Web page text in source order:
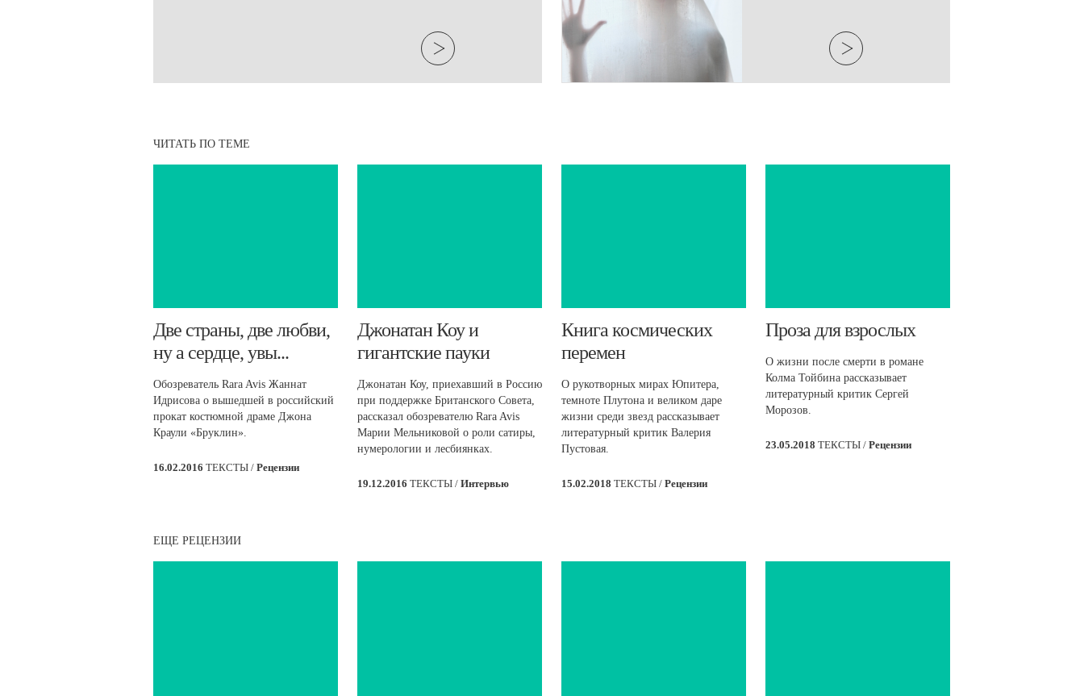
ЧИТАТЬ ПО ТЕМЕ
​Две страны, две любви,
ну а сердце, увы...
Обозреватель Rara Avis Жаннат
Идрисова о вышедшей в российский
прокат костюмной драме Джона
Краули «Бруклин».
16.02.2016 ТЕКСТЫ / Рецензии
​Джонатан Коу и
гигантские пауки
Джонатан Коу, приехавший в Россию
при поддержке Британского Совета,
рассказал обозревателю Rara Avis
Марии Мельниковой о роли сатиры,
нумерологии и лесбиянках.
19.12.2016 ТЕКСТЫ / Интервью
​Книга космических
перемен
О рукотворных мирах Юпитера,
темноте Плутона и великом даре
жизни среди звезд рассказывает
литературный критик Валерия
Пустовая.
15.02.2018 ТЕКСТЫ / Рецензии
​Проза для взрослых
О жизни после смерти в романе
Колма Тойбина рассказывает
литературный критик Сергей
Морозов.
23.05.2018 ТЕКСТЫ / Рецензии
ЕЩЕ РЕЦЕНЗИИ